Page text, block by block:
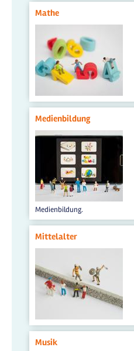
Mathe
Medienbildung
Medienbildung.
Mittelalter
Musik